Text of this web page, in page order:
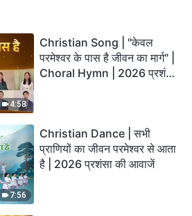
4:58
Christian Song | "केवल
परमेश्वर के पास है जीवन का मार्ग" |
Choral Hymn | 2026 प्रशंसा
7:56
Christian Dance | सभी
प्राणियों का जीवन परमेश्वर से आता
है | 2026 प्रशंसा की आवाजें